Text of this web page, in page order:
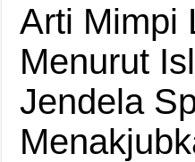
Arti Mimpi
Menurut
Jendela